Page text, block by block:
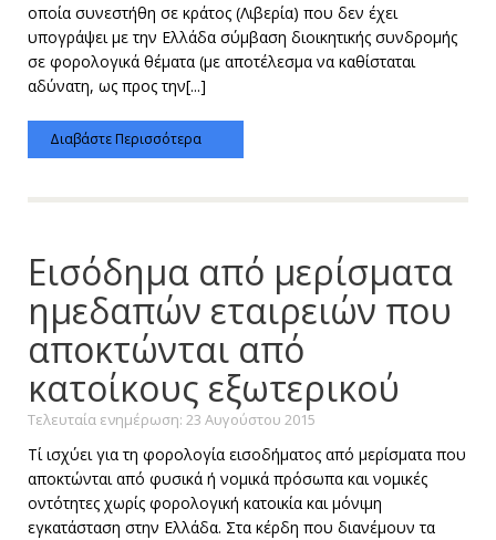
οποία συνεστήθη σε κράτος (Λιβερία) που δεν έχει
υπογράψει με την Ελλάδα σύμβαση διοικητικής συνδρομής
σε φορολογικά θέματα (με αποτέλεσμα να καθίσταται
αδύνατη, ως προς την[...]
Διαβάστε Περισσότερα
Εισόδημα από μερίσματα
ημεδαπών εταιρειών που
αποκτώνται από
κατοίκους εξωτερικού
Τελευταία ενημέρωση: 23 Αυγούστου 2015
Τί ισχύει για τη φορολογία εισοδήματος από μερίσματα που
αποκτώνται από φυσικά ή νομικά πρόσωπα και νομικές
οντότητες χωρίς φορολογική κατοικία και μόνιμη
εγκατάσταση στην Ελλάδα. Στα κέρδη που διανέμουν τα